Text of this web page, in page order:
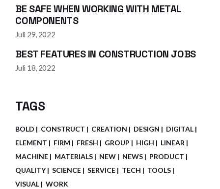
BE SAFE WHEN WORKING WITH METAL
COMPONENTS
Juli 29, 2022
BEST FEATURES IN CONSTRUCTION JOBS
Juli 18, 2022
TAGS
BOLD CONSTRUCT CREATION DESIGN
DIGITAL
ELEMENT
FIRM FRESH GROUP HIGH
LINEAR
MACHINE
MATERIALS NEW NEWS
PRODUCT
QUALITY
SCIENCE SERVICE TECH
TOOLS
VISUAL
WORK